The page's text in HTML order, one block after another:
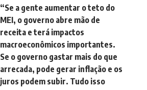
“Se a gente aumentar o teto do
MEI, o governo abre mão de
receita e terá impactos
macroeconômicos importantes.
Se o governo gastar mais do que
arrecada, pode gerar inflação e os
juros podem subir. Tudo isso